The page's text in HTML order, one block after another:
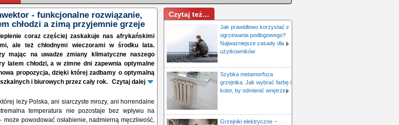
- funkcjonalne rozwiązanie,
chłodzi a zimą przyjemnie grzeje
coraz częściej zaskakuje nas afrykańskimi
ale też chłodnymi wieczorami w środku lata.
mając na uwadze zmiany klimatyczne naszego
latem chłodzi, a w zimne dni zapewnia optymalne
propozycja, dzięki której zadbamy o optymalną
i biurowych przez cały rok. Czytaj dalej
leży Polska, ani siarczyste mrozy, ani horrendalne
temperatura nie pozostaje bez wpływu na
może powodować osłabienie, nadmierną męczliwość,
Czytaj też…
Jak prawidłowo korzystać z
ogrzewania podłogowego?
Najważniejsze zasady dla
użytkowników
Szybka metamorfoza
grzejnika. Jak wybrać farbę i
kolor, by odmienić wnętrze
Grzejniki elektryczne –